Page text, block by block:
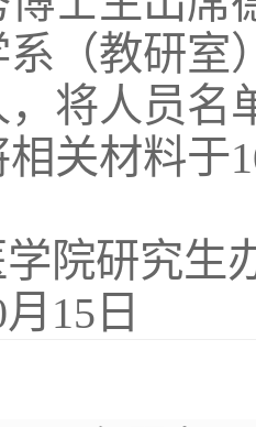
（教研室
将人员名
关材料于
院研究生
15日